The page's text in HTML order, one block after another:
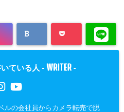
ている人 - WRITER -
ルの会社員からカメラ転売で脱